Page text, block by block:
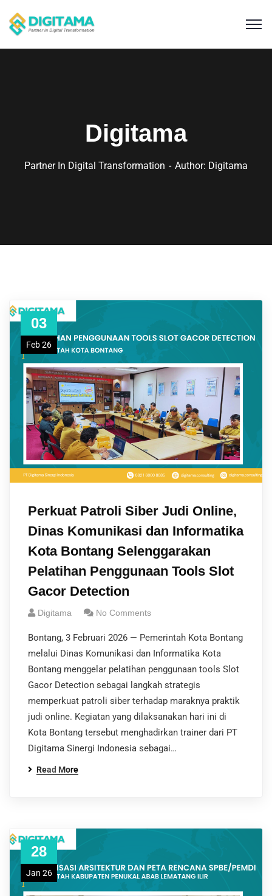
Digitama
Partner In Digital Transformation Author: Digitama
03
Feb 26
Perkuat Patroli Siber Judi Online,
Dinas Komunikasi dan Informatika
Kota Bontang Selenggarakan
Pelatihan Penggunaan Tools Slot
Gacor Detection
Digitama No Comments
Bontang, 3 Februari 2026 — Pemerintah Kota Bontang
melalui Dinas Komunikasi dan Informatika Kota
Bontang menggelar pelatihan penggunaan tools Slot
Gacor Detection sebagai langkah strategis
memperkuat patroli siber terhadap maraknya praktik
judi online. Kegiatan yang dilaksanakan hari ini di
Kota Bontang tersebut menghadirkan trainer dari PT
Digitama Sinergi Indonesia sebagai…
Read More
28
Jan 26